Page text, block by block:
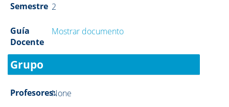
Semestre 2
Guía
Docente
Mostrar documento
Grupo
Profesores:None